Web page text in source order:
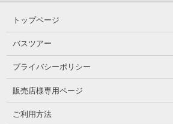
トップページ
バスツアー
プライバシーポリシー
販売店様専用ページ
ご利用方法